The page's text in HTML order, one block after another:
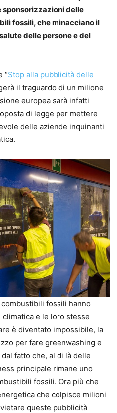
sponsorizzazioni delle
fossili, che minacciano il
delle persone e del
“Stop alla pubblicità delle
il traguardo di un milione
europea sarà infatti
di legge per mettere
delle aziende inquinanti
fossili hanno
climatica e le loro stesse
è diventato impossibile, la
per fare greenwashing e
fatto che, al di là delle
principale rimane uno
fossili. Ora più che
che colpisce milioni
queste pubblicità